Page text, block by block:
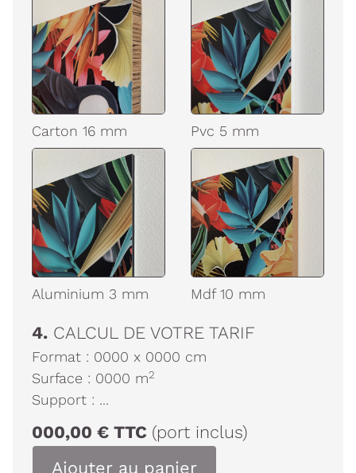
Carton 16 mm Pvc 5 mm
Aluminium 3 mm Mdf 10 mm
4. CALCUL DE VOTRE TARIF
Format : 0000 x 0000 cm
Surface : 0000 m2
Support : ...
000,00 € TTC (port inclus)
Ajouter au panier